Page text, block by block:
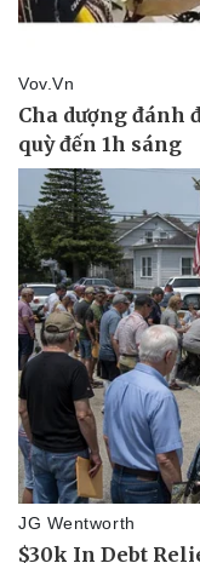
Doanh nghiệp
Thông tin doanh nghiệp
Doanh nghiệp 24h
Doanh nhân
Vì cộng đồng